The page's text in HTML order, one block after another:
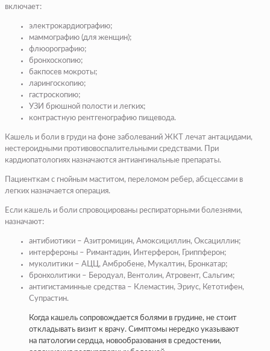
включает:
электрокардиографию;
маммографию (для женщин);
флюорографию;
бронхоскопию;
бакпосев мокроты;
ларингоскопию;
гастроскопию;
УЗИ брюшной полости и легких;
контрастную рентгенографию пищевода.
Кашель и боли в груди на фоне заболеваний ЖКТ лечат антацидами,
нестероидными противовоспалительными средствами. При
кардиопатологиях назначаются антиангинальные препараты.
Пациенткам с гнойным маститом, переломом ребер, абсцессами в
легких назначается операция.
Если кашель и боли спровоцированы респираторными болезнями,
назначают:
антибиотики – Азитромицин, Амоксициллин, Оксациллин;
интерфероны – Римантадин, Интерферон, Гриппферон;
муколитики – АЦЦ, Амбробене, Мукалтин, Бронкатар;
бронхолитики – Беродуал, Вентолин, Атровент, Сальгим;
антигистаминные средства – Клемастин, Эриус, Кетотифен,
Супрастин.
Когда кашель сопровождается болями в грудине, не стоит
откладывать визит к врачу. Симптомы нередко указывают
на патологии сердца, новообразования в средостении,